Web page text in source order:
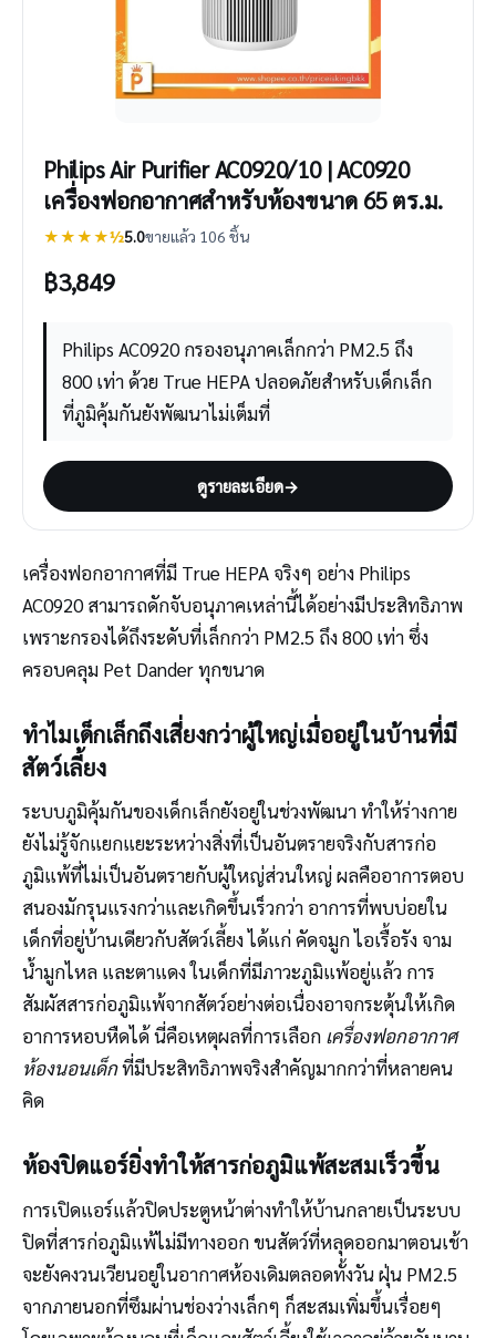
Philips Air Purifier AC0920/10 | AC0920
เครื่องฟอกอากาศสำหรับห้องขนาด 65 ตร.ม.
★★★★½5.0ขายแล้ว 106 ชิ้น
฿3,849
Philips AC0920 กรองอนุภาคเล็กกว่า PM2.5 ถึง
800 เท่า ด้วย True HEPA ปลอดภัยสำหรับเด็กเล็ก
ที่ภูมิคุ้มกันยังพัฒนาไม่เต็มที่
ดูรายละเอียด→
เครื่องฟอกอากาศที่มี True HEPA จริงๆ อย่าง Philips
AC0920 สามารถดักจับอนุภาคเหล่านี้ได้อย่างมีประสิทธิภาพ
เพราะกรองได้ถึงระดับที่เล็กกว่า PM2.5 ถึง 800 เท่า ซึ่ง
ครอบคลุม Pet Dander ทุกขนาด
ทำไมเด็กเล็กถึงเสี่ยงกว่าผู้ใหญ่เมื่ออยู่ในบ้านที่มี
สัตว์เลี้ยง
ระบบภูมิคุ้มกันของเด็กเล็กยังอยู่ในช่วงพัฒนา ทำให้ร่างกาย
ยังไม่รู้จักแยกแยะระหว่างสิ่งที่เป็นอันตรายจริงกับสารก่อ
ภูมิแพ้ที่ไม่เป็นอันตรายกับผู้ใหญ่ส่วนใหญ่ ผลคืออาการตอบ
สนองมักรุนแรงกว่าและเกิดขึ้นเร็วกว่า อาการที่พบบ่อยใน
เด็กที่อยู่บ้านเดียวกับสัตว์เลี้ยง ได้แก่ คัดจมูก ไอเรื้อรัง จาม
น้ำมูกไหล และตาแดง ในเด็กที่มีภาวะภูมิแพ้อยู่แล้ว การ
สัมผัสสารก่อภูมิแพ้จากสัตว์อย่างต่อเนื่องอาจกระตุ้นให้เกิด
อาการหอบหืดได้ นี่คือเหตุผลที่การเลือก เครื่องฟอกอากาศ
ห้องนอนเด็กที่มีประสิทธิภาพจริงสำคัญมากกว่าที่หลายคน
คิด
ห้องปิดแอร์ยิ่งทำให้สารก่อภูมิแพ้สะสมเร็วขึ้น
การเปิดแอร์แล้วปิดประตูหน้าต่างทำให้บ้านกลายเป็นระบบ
ปิดที่สารก่อภูมิแพ้ไม่มีทางออก ขนสัตว์ที่หลุดออกมาตอนเช้า
จะยังคงวนเวียนอยู่ในอากาศห้องเดิมตลอดทั้งวัน ฝุ่น PM2.5
จากภายนอกที่ซึมผ่านช่องว่างเล็กๆ ก็สะสมเพิ่มขึ้นเรื่อยๆ